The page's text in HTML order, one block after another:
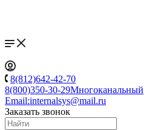
8(812)642-42-70
8(800)350-30-29Многоканальный
Email:internalsys@mail.ru
Заказать звонок